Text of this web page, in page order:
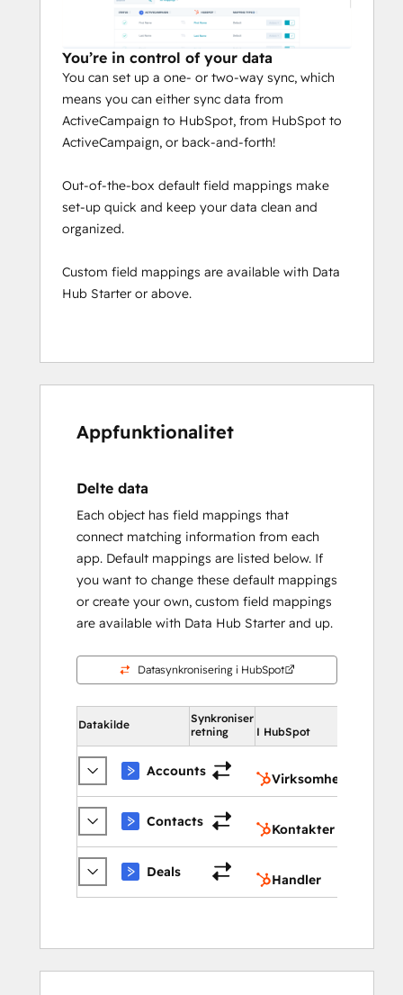
You’re in control of your data
You can set up a one- or two-way sync, which
means you can either sync data from
ActiveCampaign to HubSpot, from HubSpot to
ActiveCampaign, or back-and-forth!
Out-of-the-box default field mappings make
set-up quick and keep your data clean and
organized.
Custom field mappings are available with Data
Hub Starter or above.
Appfunktionalitet
Delte data
Each object has field mappings that
connect matching information from each
app. Default mappings are listed below. If
you want to change these default mappings
or create your own, custom field mappings
are available with Data Hub Starter and up.
Datasynkronisering i HubSpot
Datakilde
Synkroniser
retning
I HubSpot
Accounts
Virksomheder
Contacts
Kontakter
Deals
Handler